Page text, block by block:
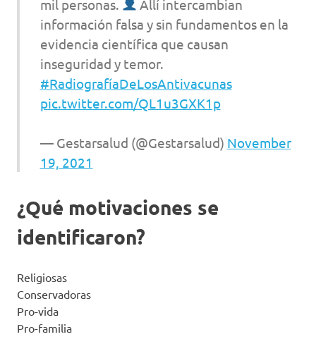
mil personas.
Allí intercambian
información falsa y sin fundamentos en la
evidencia científica que causan
inseguridad y temor.
#RadiografíaDeLosAntivacunas
pic.twitter.com/QL1u3GXK1p
— Gestarsalud (@Gestarsalud) November
19, 2021
¿Qué motivaciones se
identificaron?
Religiosas
Conservadoras
Pro-vida
Pro-familia